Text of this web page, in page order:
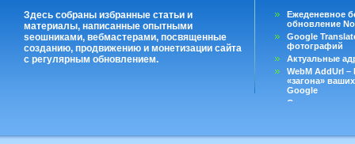
Здесь собраны избранные статьи и
материалы, написанные опытными
seoшниками, вебмастерами, посвященные
созданию, продвижению и монетизации сайта
с регулярным обновлением.
Ежеденевное
обновление
Google
фотографий
Актуальные
WebM AddUrl
«загона»
Google
Существует